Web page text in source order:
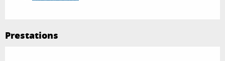
Prestations